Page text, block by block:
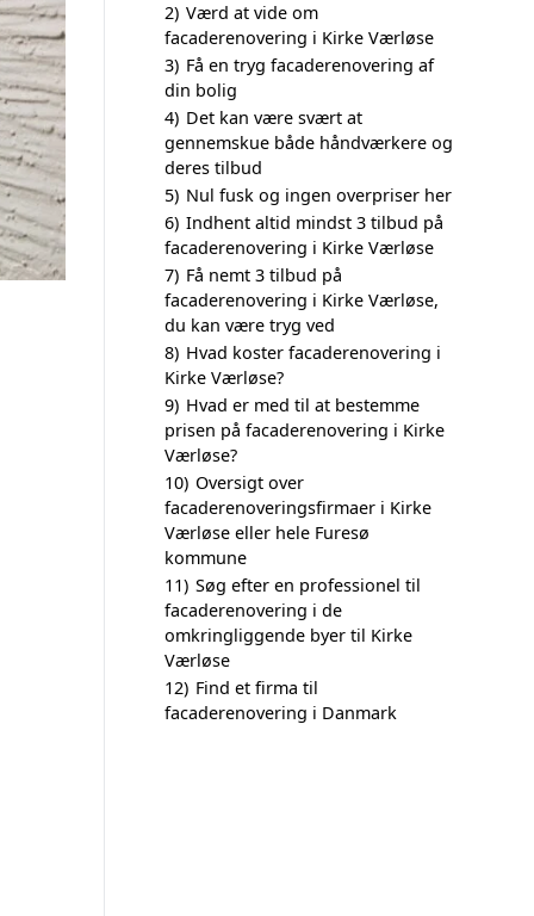
2) Værd at vide om
facaderenovering i Kirke Værløse
3) Få en tryg facaderenovering af
din bolig
4) Det kan være svært at
gennemskue både håndværkere og
deres tilbud
5) Nul fusk og ingen overpriser her
6) Indhent altid mindst 3 tilbud på
facaderenovering i Kirke Værløse
7) Få nemt 3 tilbud på
facaderenovering i Kirke Værløse,
du kan være tryg ved
8) Hvad koster facaderenovering i
Kirke Værløse?
9) Hvad er med til at bestemme
prisen på facaderenovering i Kirke
Værløse?
10) Oversigt over
facaderenoveringsfirmaer i Kirke
Værløse eller hele Furesø
kommune
11) Søg efter en professionel til
facaderenovering i de
omkringliggende byer til Kirke
Værløse
12) Find et firma til
facaderenovering i Danmark